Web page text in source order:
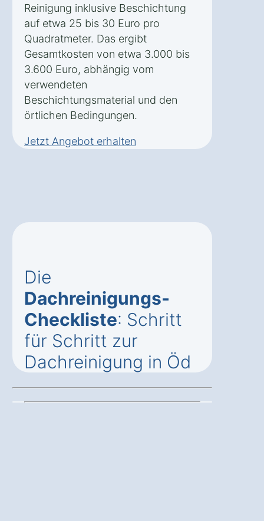
Reinigung inklusive Beschichtung
auf etwa 25 bis 30 Euro pro
Quadratmeter. Das ergibt
Gesamtkosten von etwa 3.000 bis
3.600 Euro, abhängig vom
verwendeten
Beschichtungsmaterial und den
örtlichen Bedingungen.
Jetzt Angebot erhalten
Die
Dachreinigungs-
Checkliste: Schritt
für Schritt zur
Dachreinigung in Öd